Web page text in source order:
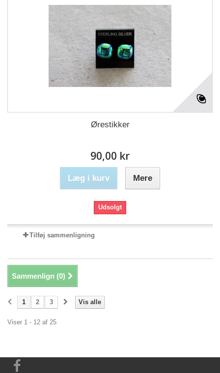
Ørestikker
90,00 kr
Læg i kurv Mere
Udsolgt
Tilføj sammenligning
Sammenlign (0)
Vis alle
1 2 3
Viser 1 - 12 af 25